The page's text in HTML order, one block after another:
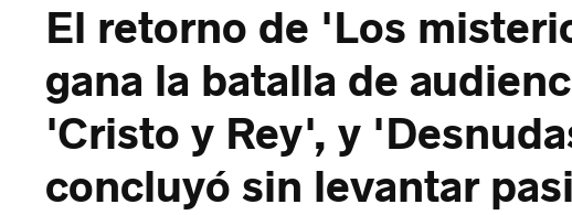
El retorno de 'Los
gana la batalla de
'Cristo y Rey', y
concluyó sin levantar